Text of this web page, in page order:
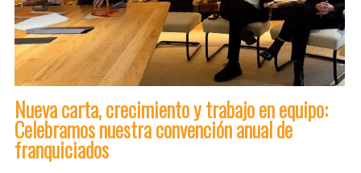
Nueva carta, crecimiento y trabajo en equipo:
Celebramos nuestra convención anual de
franquiciados